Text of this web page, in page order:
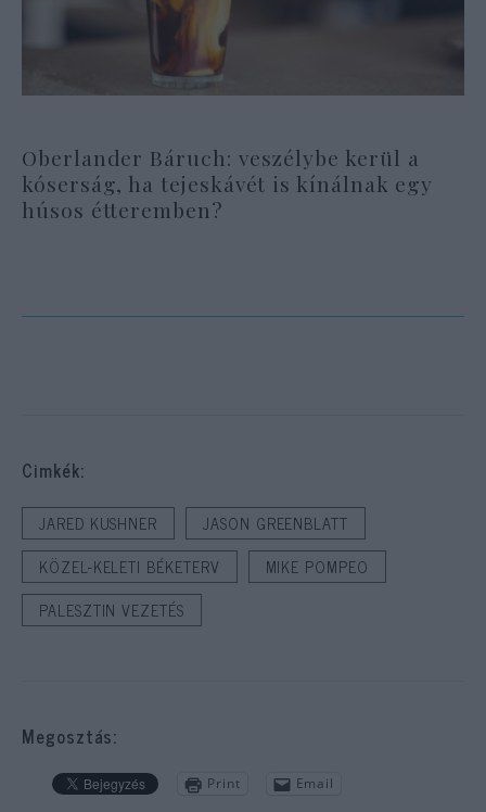
Oberlander Báruch: veszélybe kerül a
kóserság, ha tejeskávét is kínálnak egy
húsos étteremben?
Cimkék:
JARED KUSHNER
JASON GREENBLATT
KÖZEL-KELETI BÉKETERV
MIKE POMPEO
PALESZTIN VEZETÉS
Megosztás:
Print Email